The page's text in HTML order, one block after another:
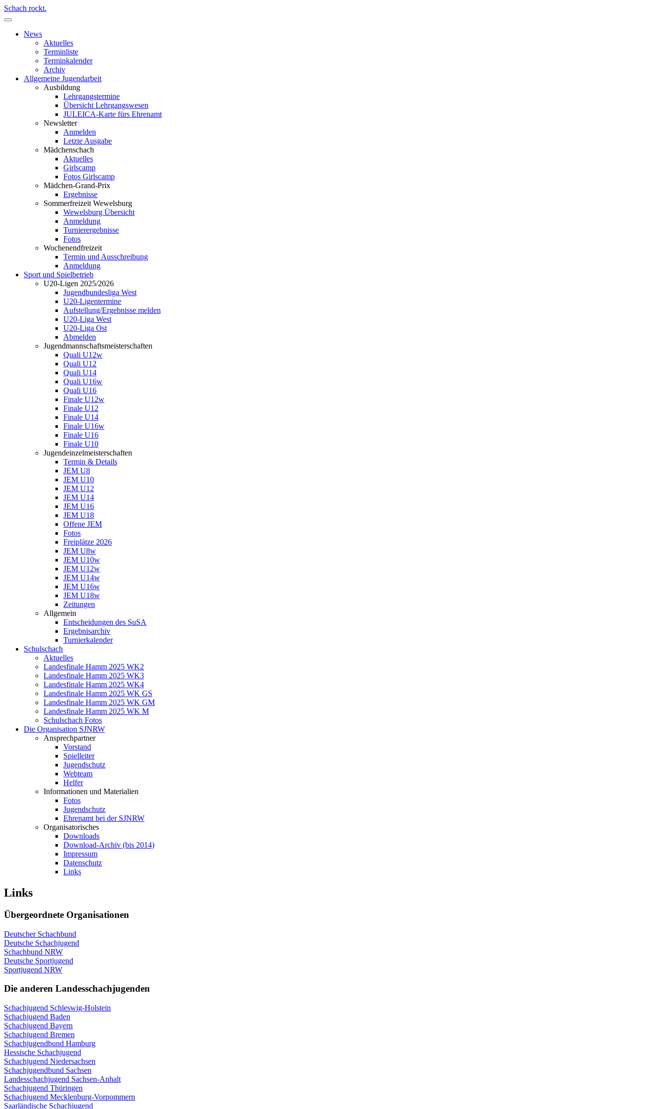
Schach rockt.
News
Aktuelles
Terminliste
Terminkalender
Archiv
Allgemeine Jugendarbeit
Ausbildung
Lehrgangstermine
Übersicht Lehrgangswesen
JULEICA-Karte fürs Ehrenamt
Newsletter
Anmelden
Letzte Ausgabe
Mädchenschach
Aktuelles
Girlscamp
Fotos Girlscamp
Mädchen-Grand-Prix
Ergebnisse
Sommerfreizeit Wewelsburg
Wewelsburg Übersicht
Anmeldung
Turnierergebnisse
Fotos
Wochenendfreizeit
Termin und Ausschreibung
Anmeldung
Sport und Spielbetrieb
U20-Ligen 2025/2026
Jugendbundesliga West
U20-Ligentermine
Aufstellung/Ergebnisse melden
U20-Liga West
U20-Liga Ost
Abmelden
Jugendmannschaftsmeisterschaften
Quali U12w
Quali U12
Quali U14
Quali U16w
Quali U16
Finale U12w
Finale U12
Finale U14
Finale U16w
Finale U16
Finale U10
Jugendeinzelmeisterschaften
Termin & Details
JEM U8
JEM U10
JEM U12
JEM U14
JEM U16
JEM U18
Offene JEM
Fotos
Freiplätze 2026
JEM U8w
JEM U10w
JEM U12w
JEM U14w
JEM U16w
JEM U18w
Zeitungen
Allgemein
Entscheidungen des SuSA
Ergebnisarchiv
Turnierkalender
Schulschach
Aktuelles
Landesfinale Hamm 2025 WK2
Landesfinale Hamm 2025 WK3
Landesfinale Hamm 2025 WK4
Landesfinale Hamm 2025 WK GS
Landesfinale Hamm 2025 WK GM
Landesfinale Hamm 2025 WK M
Schulschach Fotos
Die Organisation SJNRW
Ansprechpartner
Vorstand
Spielleiter
Jugendschutz
Webteam
Helfer
Informationen und Materialien
Fotos
Jugendschutz
Ehrenamt bei der SJNRW
Organisatorisches
Downloads
Download-Archiv (bis 2014)
Impressum
Datenschutz
Links
Links
Übergeordnete Organisationen
Deutscher Schachbund
Deutsche Schachjugend
Schachbund NRW
Deutsche Sportjugend
Sportjugend NRW
Die anderen Landesschachjugenden
Schachjugend Schleswig-Holstein
Schachjugend Baden
Schachjugend Bayern
Schachjugend Bremen
Schachjugendbund Hamburg
Hessische Schachjugend
Schachjugend Niedersachsen
Schachjugendbund Sachsen
Landesschachjugend Sachsen-Anhalt
Schachjugend Thüringen
Schachjugend Mecklenburg-Vorpommern
Saarländische Schachjugend